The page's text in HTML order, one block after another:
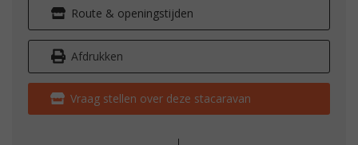
Route & openingstijden
Afdrukken
Vraag stellen over deze stacaravan